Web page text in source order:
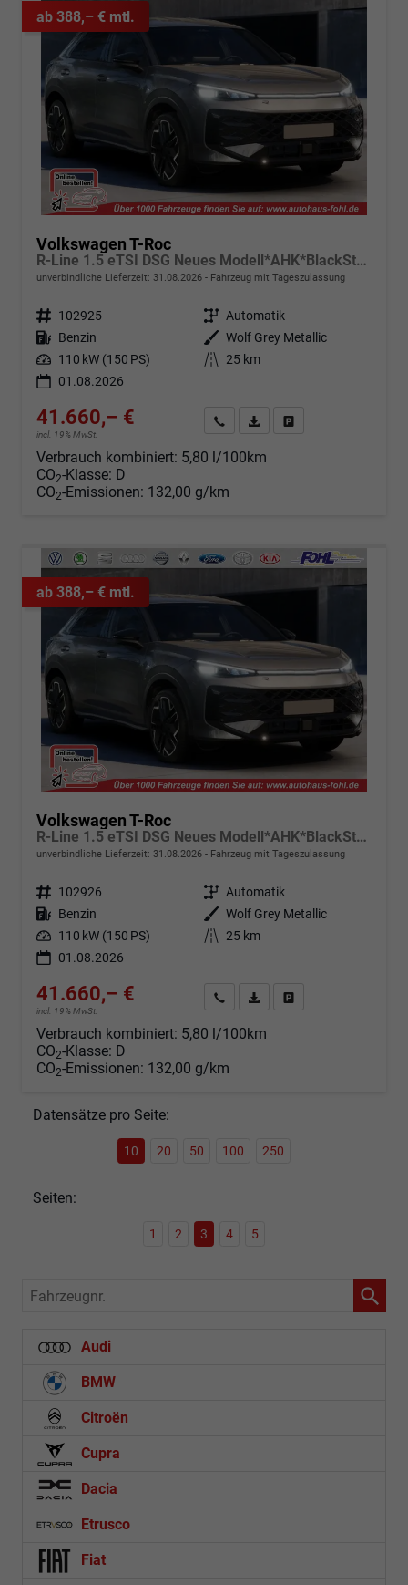
ab 388,– € mtl.
Volkswagen T-Roc
R-Line 1.5 eTSI DSG Neues Modell*AHK*BlackStyle*Matrix*19"*Android Auto*EasyOpen*SHZ*Kamera*ParkAsstPro*ACC*Keyless
unverbindliche Lieferzeit: 31.08.2026 Fahrzeug mit Tageszulassung
Fahrzeugnr. 102925 Getriebe Automatik
Kraftstoff Benzin Außenfarbe Wolf Grey Metallic
Leistung 110 kW (150 PS) Kilometerstand 25 km
01.08.2026
41.660,– €
incl. 19% MwSt.
Angebot anfordern
Fahrzeugexpose (PDF)
Verbrauch kombiniert: 5,80 l/100km
CO2-Klasse: D
CO2-Emissionen: 132,00 g/km
ab 388,– € mtl.
Volkswagen T-Roc
R-Line 1.5 eTSI DSG Neues Modell*AHK*BlackStyle*Matrix*19"*Android Auto*EasyOpen*SHZ*Kamera*ParkAsstPro*ACC*Keyless
unverbindliche Lieferzeit: 31.08.2026 Fahrzeug mit Tageszulassung
Fahrzeugnr. 102926 Getriebe Automatik
Kraftstoff Benzin Außenfarbe Wolf Grey Metallic
Leistung 110 kW (150 PS) Kilometerstand 25 km
01.08.2026
41.660,– €
incl. 19% MwSt.
Angebot anfordern
Fahrzeugexpose (PDF)
Verbrauch kombiniert: 5,80 l/100km
CO2-Klasse: D
CO2-Emissionen: 132,00 g/km
Datensätze pro Seite:
10 20 50 100 250
Seiten:
1 2 3 4 5
Fahrzeugnr.
Audi
BMW
Citroën
Cupra
Dacia
Etrusco
Fiat